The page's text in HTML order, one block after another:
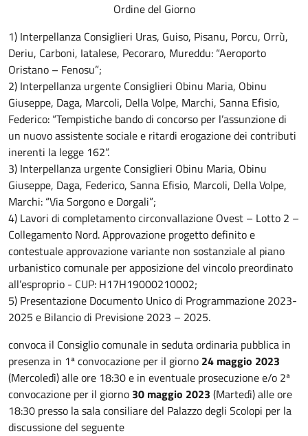
Ordine del Giorno
1) Interpellanza Consiglieri Uras, Guiso, Pisanu, Porcu, Orrù,
Deriu, Carboni, Iatalese, Pecoraro, Mureddu: “Aeroporto
Oristano – Fenosu”;
2) Interpellanza urgente Consiglieri Obinu Maria, Obinu
Giuseppe, Daga, Marcoli, Della Volpe, Marchi, Sanna Efisio,
Federico: “Tempistiche bando di concorso per l’assunzione di
un nuovo assistente sociale e ritardi erogazione dei contributi
inerenti la legge 162”.
3) Interpellanza urgente Consiglieri Obinu Maria, Obinu
Giuseppe, Daga, Federico, Sanna Efisio, Marcoli, Della Volpe,
Marchi: “Via Sorgono e Dorgali”;
4) Lavori di completamento circonvallazione Ovest – Lotto 2 –
Collegamento Nord. Approvazione progetto definito e
contestuale approvazione variante non sostanziale al piano
urbanistico comunale per apposizione del vincolo preordinato
all’esproprio - CUP: H17H19000210002;
5) Presentazione Documento Unico di Programmazione 2023-
2025 e Bilancio di Previsione 2023 – 2025.
convoca il Consiglio comunale in seduta ordinaria pubblica in
presenza in 1ª convocazione per il giorno 24 maggio 2023
(Mercoledì) alle ore 18:30 e in eventuale prosecuzione e/o 2ª
convocazione per il giorno 30 maggio 2023 (Martedì) alle ore
18:30 presso la sala consiliare del Palazzo degli Scolopi per la
discussione del seguente